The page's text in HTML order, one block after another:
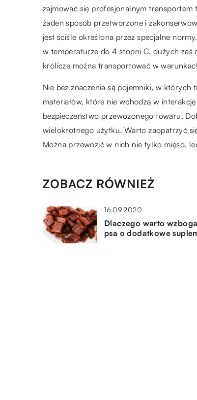
zajmować się profesjonalnym
żaden sposób przetworzone i
jest ściśle określona przez specjalne
w temperaturze do 4 stopni C, dużych
królicze można transportować w
Nie bez znaczenia są pojemniki, w
materiałów, które nie wchodzą w
bezpieczeństwo przewożonego towaru.
wielokrotnego użytku. Warto zaopatrzyć
Można przewozić w nich nie tylko mięso,
ZOBACZ RÓWNIEŻ
16.09.2020
Dlaczego warto
psa o dodatkowe